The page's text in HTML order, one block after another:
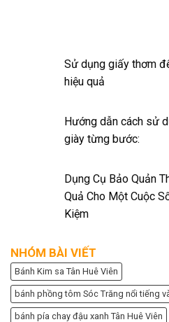
Sử dụng giấy thơm
hiệu quả
Hướng dẫn cách sử
giày từng bước:
Dụng Cụ Bảo Quản
Quả Cho Một Cuộc
Kiệm
NHÓM BÀI VIẾT
Bánh Kim sa Tân Huê Viên
bánh phồng tôm Sóc Trăng nổi tiếng
bánh pía chay đậu xanh Tân Huê Viên